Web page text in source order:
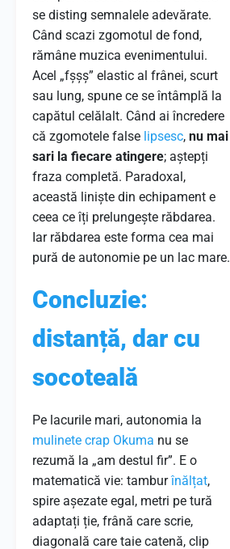
se disting semnalele adevărate.
Când scazi zgomotul de fond,
rămâne muzica evenimentului.
Acel „fșșș” elastic al frânei, scurt
sau lung, spune ce se întâmplă la
capătul celălalt. Când ai încredere
că zgomotele false lipsesc, nu mai
sari la fiecare atingere; aștepți
fraza completă. Paradoxal,
această liniște din echipament e
ceea ce îți prelungește răbdarea.
Iar răbdarea este forma cea mai
pură de autonomie pe un lac mare.
Concluzie:
distanță, dar cu
socoteală
Pe lacurile mari, autonomia la
mulinete crap Okuma nu se
rezumă la „am destul fir”. E o
matematică vie: tamburînălțat,
spire așezate egal, metri pe tură
adaptați ție, frână care scrie,
diagonală care taie catenă, clip